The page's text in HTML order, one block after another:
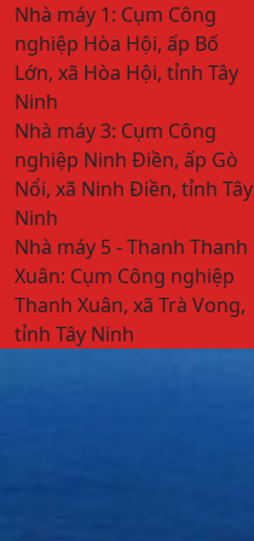
Nhà máy 1: Cụm Công
nghiệp Hòa Hội, ấp Bố
Lớn, xã Hòa Hội, tỉnh Tây
Ninh
Nhà máy 3: Cụm Công
nghiệp Ninh Điền, ấp Gò
Nổi, xã Ninh Điền, tỉnh Tây
Ninh
Nhà máy 5 - Thanh Thanh
Xuân: Cụm Công nghiệp
Thanh Xuân, xã Trà Vong,
tỉnh Tây Ninh